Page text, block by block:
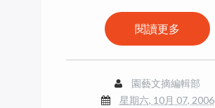
閱讀更多
園藝文摘編輯部
星期六, 10月 07, 2006